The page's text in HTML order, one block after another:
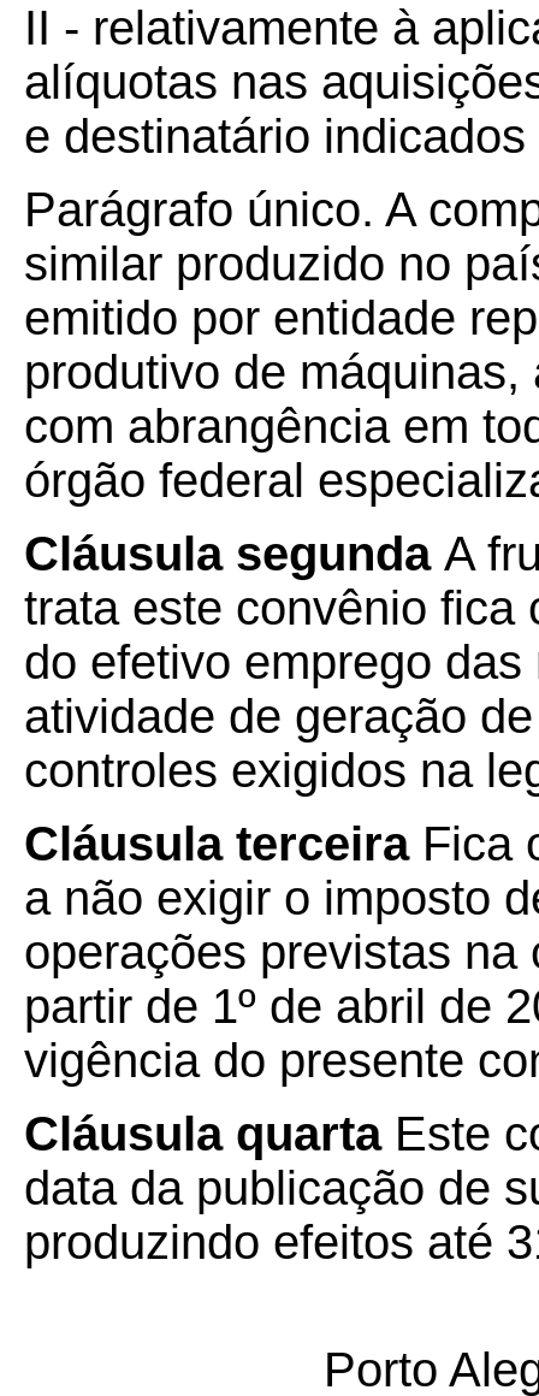
II - relativamente à
alíquotas nas
e destinatário
Parágrafo único. A
similar produzido no
emitido por entidade
produtivo de
com abrangência em
órgão federal
Cláusula segunda A
trata este convênio fica
do efetivo emprego
atividade de geração
controles exigidos na
Cláusula terceira Fica
a não exigir o imposto
operações previstas
partir de 1º de abril de
vigência do presente
Cláusula quarta Este
data da publicação de
produzindo efeitos até
Porto